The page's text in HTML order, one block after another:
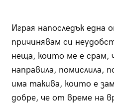
Играя напоследък една
причинявам си
неща, които ме е срам,
направила, помислила,
има такива, които е
добре, че от време на